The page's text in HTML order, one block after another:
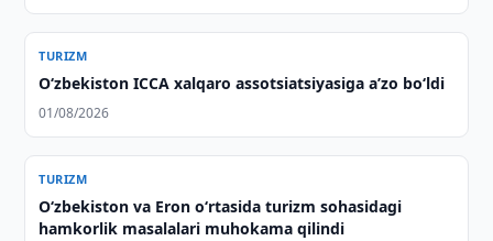
TURIZM
O‘zbekiston ICCA xalqaro assotsiatsiyasiga aʼzo bo‘ldi
01/08/2026
TURIZM
Oʻzbekiston va Eron oʻrtasida turizm sohasidagi
hamkorlik masalalari muhokama qilindi